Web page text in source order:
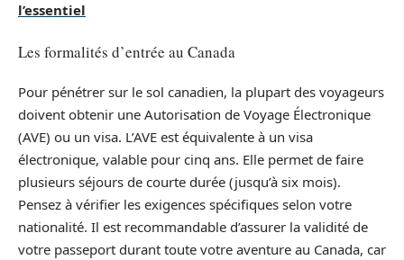
l’essentiel
Les formalités d’entrée au Canada
Pour pénétrer sur le sol canadien, la plupart des voyageurs
doivent obtenir une Autorisation de Voyage Électronique
(AVE) ou un visa. L’AVE est équivalente à un visa
électronique, valable pour cinq ans. Elle permet de faire
plusieurs séjours de courte durée (jusqu’à six mois).
Pensez à vérifier les exigences spécifiques selon votre
nationalité. Il est recommandable d’assurer la validité de
votre passeport durant toute votre aventure au Canada, car